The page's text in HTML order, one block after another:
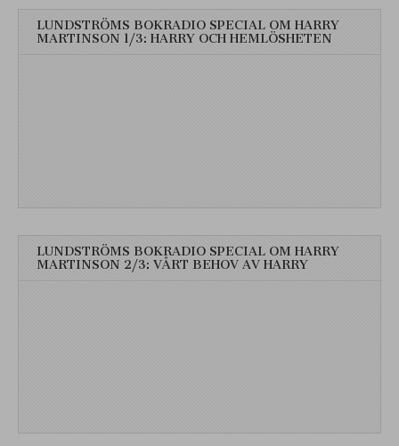
LUNDSTRÖMS BOKRADIO SPECIAL OM HARRY
MARTINSON 1/3: HARRY OCH HEMLÖSHETEN
LUNDSTRÖMS BOKRADIO SPECIAL OM HARRY
MARTINSON 2/3: VÅRT BEHOV AV HARRY